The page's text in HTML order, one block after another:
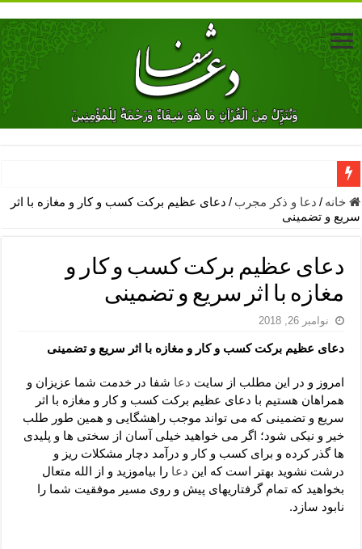
دعای جلب محبت فوری معشوق – دعای جلب محبت شوهر
دعای مشکل گشا برای رفع فقر – ذکرهای روزی‌ بخش
معجزات دعای یا من اظهر الجمیل – دعای یا من اظهر الجمیل برای
مهم ترین اذکار الهی و فضیلت آن ها – ذکر مخصوص مستجاب الدعوه
دعا برای ترس بچه ها در خواب – دعای ترس و بی خوابی کودکان
لا حول ولا قوة الا بالله برای چشم زخم – دعای چشم زخم ماشاالله
دعای قوی رفع ترس – دعای مجرب برای آرامش قلب و رفع اضطراب
دعا برای پولدار شدن در یک روز – دعای ثروت حضرت سلیمان
خانه / دعا و ذکر مجرب / دعای عظیم برکت کسب و کار و مغازه با اثر
سریع و تضمینی
دعای عظیم برکت کسب و کار و
مغازه با اثر سریع و تضمینی
نوامبر 26, 2018
دعای عظیم برکت کسب و کار و مغازه با اثر سریع و تضمینی
امروز و در این مطلب از سایت دعا شفا در خدمت شما عزیزان و
همراهان هستیم با دعای عظیم برکت کسب و کار و مغازه با اثر
سریع و تضمینی که می تواند موجب راهشگایی و همین طور طلب
خیر و نیکی شود؛ اگر می خواهید خیلی آسان از سختی ها و پلیدی
ها گذر کرده و برای کسب و کار و درآمد دچار مشکلات ریز و
درشت نشوید بهتر است که این دعا را بیاموزید و از الله متعال
بخواهید که تمام گرفتاریهای پیش و روی مسیر موفقیت شما را
نابود سازد.